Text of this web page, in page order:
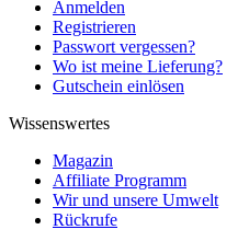
Anmelden
Registrieren
Passwort vergessen?
Wo ist meine Lieferung?
Gutschein einlösen
Wissenswertes
Magazin
Affiliate Programm
Wir und unsere Umwelt
Rückrufe